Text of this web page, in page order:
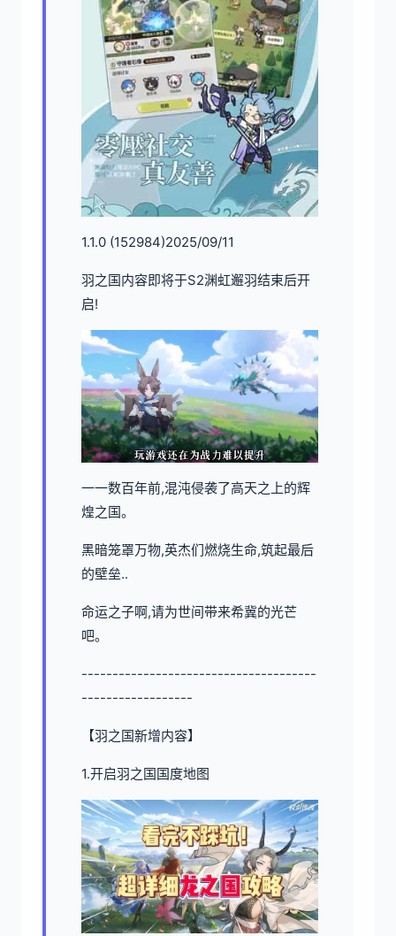
1.1.0 (152984)2025/09/11
羽之国内容即将于S2渊虹邂羽结束后开
启!
一一数百年前,混沌侵袭了高天之上的辉
煌之国。
黑暗笼罩万物,英杰们燃烧生命,筑起最后
的壁垒..
命运之子啊,请为世间带来希冀的光芒
吧。
--------------------------------------
------------------
【羽之国新增内容】
1.开启羽之国国度地图